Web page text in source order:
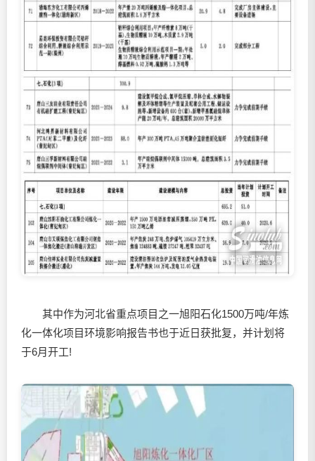
其中作为河北省重点项目之一旭阳石化1500万吨/年炼
化一体化项目环境影响报告书也于近日获批复，并计划将
于6月开工!